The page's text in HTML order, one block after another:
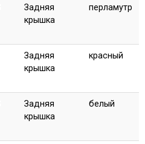
Задняя
крышка
перламутр
Задняя
крышка
красный
Задняя
крышка
белый